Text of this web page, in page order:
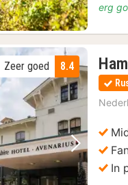
erg
8.4
Zeer goed
In